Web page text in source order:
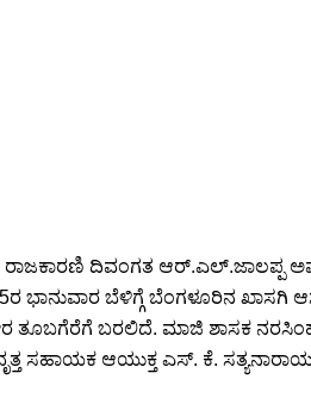
ರಾಜಕಾರಣಿ ದಿವಂಗತ ಆರ್.ಎಲ್.ಜಾಲಪ್ಪ
ಭಾನುವಾರ ಬೆಳಿಗ್ಗೆ ಬೆಂಗಳೂರಿನ ಖಾಸಗಿ
ತೂಬಗೆರೆಗೆ ಬರಲಿದೆ. ಮಾಜಿ ಶಾಸಕ
ಸಹಾಯಕ ಆಯುಕ್ತ ಎಸ್. ಕೆ.